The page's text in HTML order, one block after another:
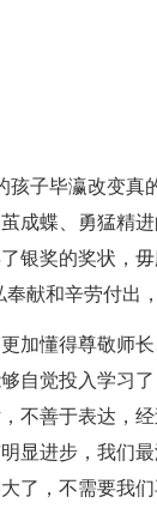
子毕瀛改变真
成蝶、勇猛精
银奖的奖状，
献和辛劳付出
加懂得尊敬师
自觉投入学习
不善于表达，
显进步，我们
了，不需要我们